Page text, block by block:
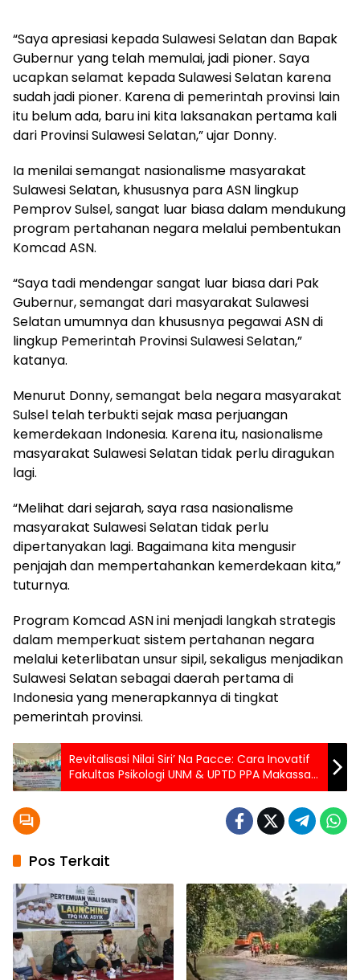
“Saya apresiasi kepada Sulawesi Selatan dan Bapak
Gubernur yang telah memulai, jadi pioner. Saya
ucapkan selamat kepada Sulawesi Selatan karena
sudah jadi pioner. Karena di pemerintah provinsi lain
itu belum ada, baru ini kita laksanakan pertama kali
dari Provinsi Sulawesi Selatan,” ujar Donny.
Ia menilai semangat nasionalisme masyarakat
Sulawesi Selatan, khususnya para ASN lingkup
Pemprov Sulsel, sangat luar biasa dalam mendukung
program pertahanan negara melalui pembentukan
Komcad ASN.
“Saya tadi mendengar sangat luar biasa dari Pak
Gubernur, semangat dari masyarakat Sulawesi
Selatan umumnya dan khususnya pegawai ASN di
lingkup Pemerintah Provinsi Sulawesi Selatan,”
katanya.
Menurut Donny, semangat bela negara masyarakat
Sulsel telah terbukti sejak masa perjuangan
kemerdekaan Indonesia. Karena itu, nasionalisme
masyarakat Sulawesi Selatan tidak perlu diragukan
lagi.
“Melihat dari sejarah, saya rasa nasionalisme
masyarakat Sulawesi Selatan tidak perlu
dipertanyakan lagi. Bagaimana kita mengusir
penjajah dan mempertahankan kemerdekaan kita,”
tuturnya.
Program Komcad ASN ini menjadi langkah strategis
dalam memperkuat sistem pertahanan negara
melalui keterlibatan unsur sipil, sekaligus menjadikan
Sulawesi Selatan sebagai daerah pertama di
Indonesia yang menerapkannya di tingkat
pemerintah provinsi.
Revitalisasi Nilai Siri’ Na Pacce: Cara Inovatif
Fakultas Psikologi UNM & UPTD PPA Makassar
Tekan Agresivitas Remaja
Pos Terkait